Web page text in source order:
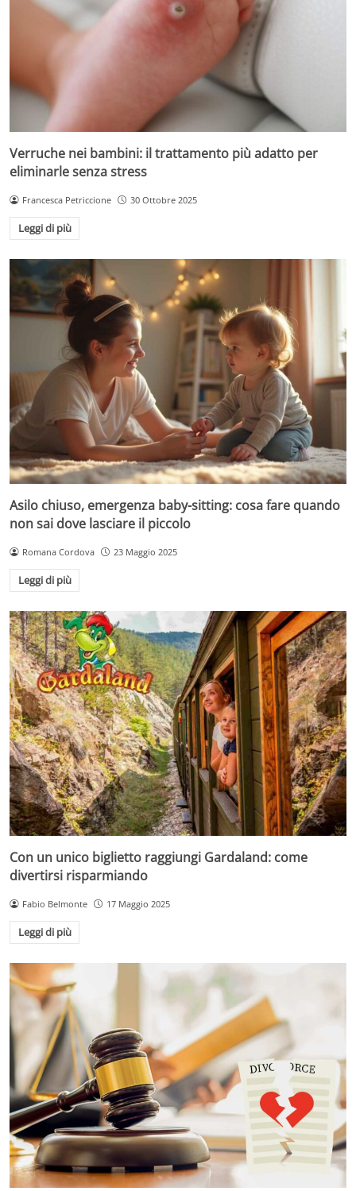
Verruche nei bambini: il trattamento più adatto per
eliminarle senza stress
Francesca Petriccione 30 Ottobre 2025
Leggi di più
Asilo chiuso, emergenza baby-sitting: cosa fare quando
non sai dove lasciare il piccolo
Romana Cordova 23 Maggio 2025
Leggi di più
Con un unico biglietto raggiungi Gardaland: come
divertirsi risparmiando
Fabio Belmonte 17 Maggio 2025
Leggi di più